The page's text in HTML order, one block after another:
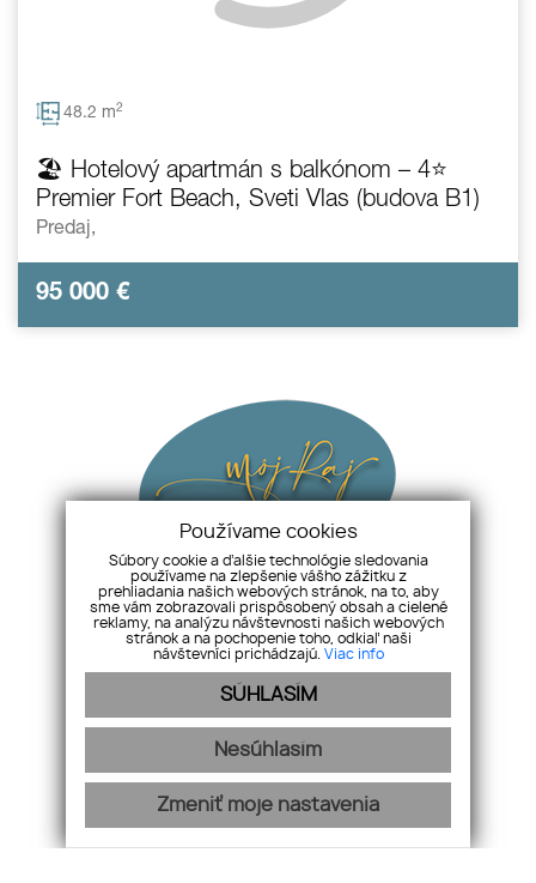
48.2 m2
🏖️ Hotelový apartmán s balkónom – 4⭐
Premier Fort Beach, Sveti Vlas (budova B1)
Predaj,
95 000 €
Ponuky Zrealizované Referencie
Kontakt
Cookies
GDPR
INFO LINKA
+421 907 968 438
Osobný maklér, ktorý sa o vás postará profesionálne a
ľudsky.:)
webdesign| webex.sk
Používame cookies
Súbory cookie a ďalšie technológie sledovania
používame na zlepšenie vášho zážitku z
prehliadania našich webových stránok, na to, aby
sme vám zobrazovali prispôsobený obsah a cielené
reklamy, na analýzu návštevnosti našich webových
stránok a na pochopenie toho, odkiaľ naši
návštevníci prichádzajú. Viac info
SÚHLASÍM
Nesúhlasím
Zmeniť moje nastavenia